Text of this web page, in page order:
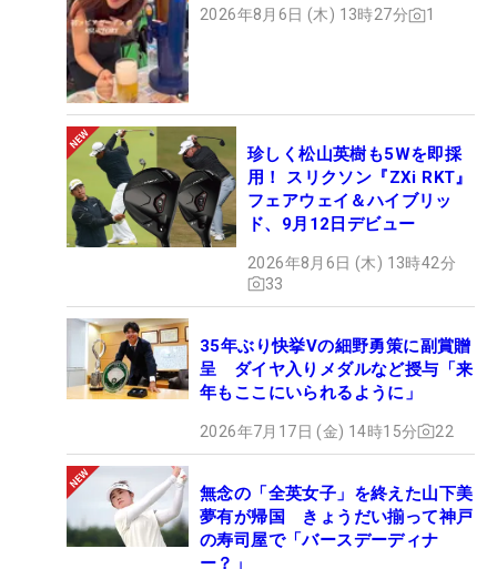
2026年8月6日 (木) 13時27分 1
珍しく松山英樹も5Wを即採
用！ スリクソン『ZXi RKT』
フェアウェイ＆ハイブリッ
ド、9月12日デビュー
2026年8月6日 (木) 13時42分
33
35年ぶり快挙Vの細野勇策に副賞贈
呈 ダイヤ入りメダルなど授与「来
年もここにいられるように」
2026年7月17日 (金) 14時15分 22
無念の「全英女子」を終えた山下美
夢有が帰国 きょうだい揃って神戸
の寿司屋で「バースデーディナ
ー？」